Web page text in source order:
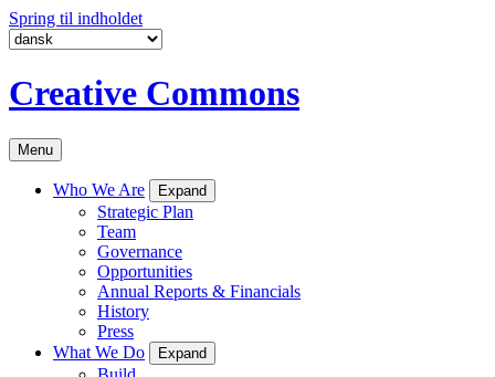
Spring til indholdet
Creative Commons
Menu
Who We Are Expand
Strategic Plan
Team
Governance
Opportunities
Annual Reports & Financials
History
Press
What We Do
Expand